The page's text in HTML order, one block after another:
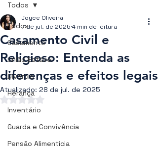
Todos
Casamento
União Estável
Divórcio
Herança
Inventário
Guarda e Convivência
Pensão Alimentícia
Todos
Casamento Civil e
Religioso: Entenda as
diferenças e efeitos legais
Joyce Oliveira
7 de jul. de 2025 4 min de leitura
Atualizado: 28 de jul. de 2025
Avaliado com NaN de 5 estrelas.